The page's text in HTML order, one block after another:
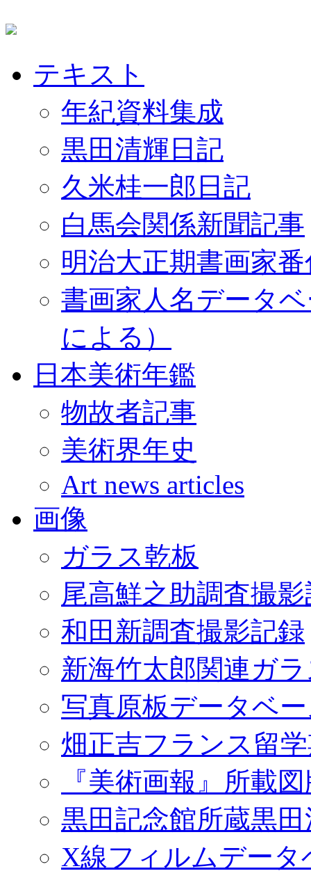
テキスト
年紀資料集成
黒田清輝日記
久米桂一郎日記
白馬会関係新聞記事
明治大正期書画家
書画家人名データ
による）
日本美術年鑑
物故者記事
美術界年史
Art news articles
画像
ガラス乾板
尾高鮮之助調査撮
和田新調査撮影記録
新海竹太郎関連ガ
写真原板データベ
畑正吉フランス留
『美術画報』所載
黒田記念館所蔵黒
X線フィルムデータ